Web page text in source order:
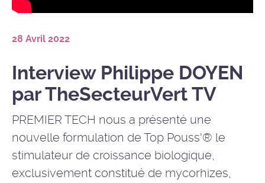
28 Avril 2022
Interview Philippe DOYEN
par TheSecteurVert TV
PREMIER TECH nous a présenté une
nouvelle formulation de Top Pouss'® le
stimulateur de croissance biologique,
exclusivement constitué de mycorhizes,